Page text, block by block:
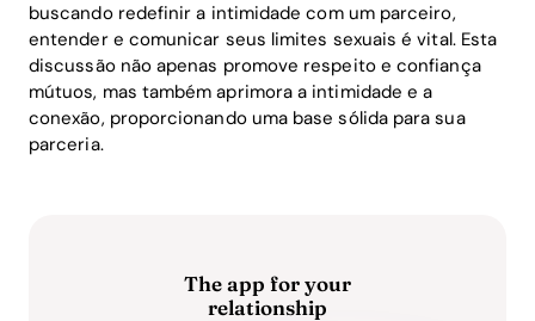
buscando redefinir a intimidade com um parceiro,
entender e comunicar seus limites sexuais é vital. Esta
discussão não apenas promove respeito e confiança
mútuos, mas também aprimora a intimidade e a
conexão, proporcionando uma base sólida para sua
parceria.
The app for your
relationship